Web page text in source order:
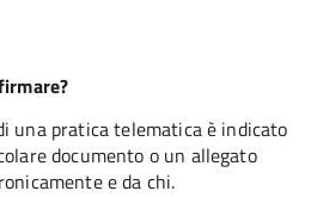
una pratica telematica è indicato
documento o un allegato
e da chi.